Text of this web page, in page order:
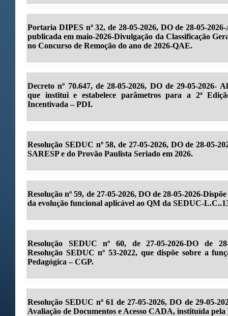
Portaria DIPES nº 32, de 28-05-2026, DO de 28-05-
publicada em maio-2026-Divulgação da Classificação
no Concurso de Remoção do ano de 2026-QAE.
Decreto nº 70.647, de 28-05-2026, DO de 29-05-2026-
que institui e estabelece parâmetros para a 2ª
Incentivada – PDI.
Resolução SEDUC nº 58, de 27-05-2026, DO de 28-05-
SARESP e do Provão Paulista Seriado em 2026.
Resolução nº 59, de 27-05-2026, DO de 28-05-2026-
da evolução funcional aplicável ao QM da SEDUC-
Resolução SEDUC nº 60, de 27-05-2026-DO de
Resolução SEDUC nº 53-2022, que dispõe sobre a
Pedagógica – CGP.
Resolução SEDUC nº 61 de 27-05-2026, DO de 29-05-
Avaliação de Documentos e Acesso CADA, instituída